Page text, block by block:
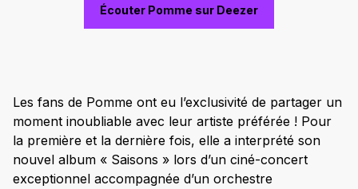
Écouter Pomme sur Deezer
Les fans de Pomme ont eu l’exclusivité de partager un
moment inoubliable avec leur artiste préférée ! Pour
la première et la dernière fois, elle a interprété son
nouvel album « Saisons » lors d’un ciné-concert
exceptionnel accompagnée d’un orchestre